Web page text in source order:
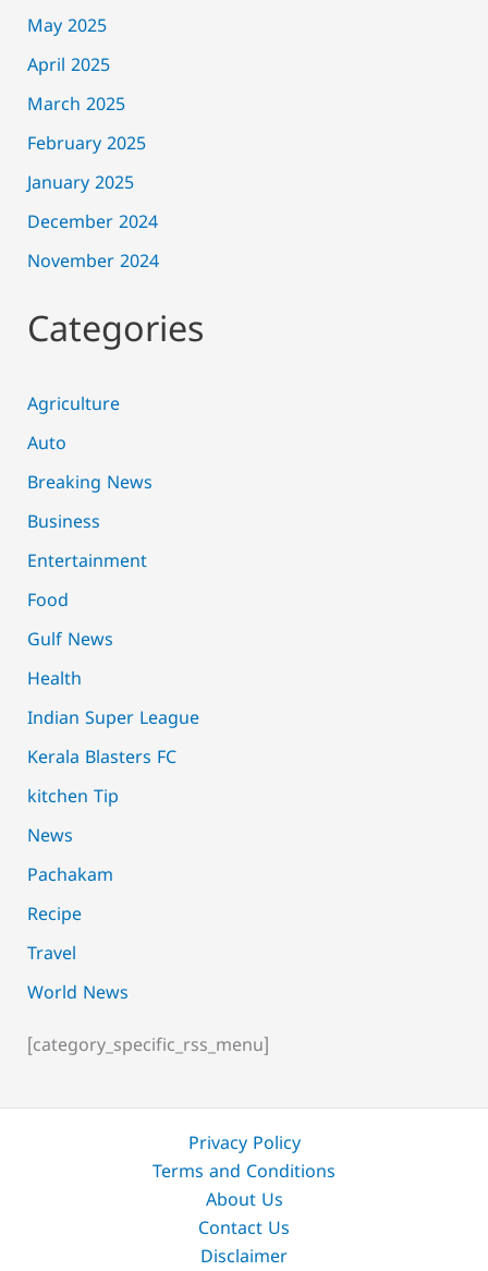
May 2025
April 2025
March 2025
February 2025
January 2025
December 2024
November 2024
Categories
Agriculture
Auto
Breaking News
Business
Entertainment
Food
Gulf News
Health
Indian Super League
Kerala Blasters FC
kitchen Tip
News
Pachakam
Recipe
Travel
World News
[category_specific_rss_menu]
Privacy Policy
Terms and Conditions
About Us
Contact Us
Disclaimer